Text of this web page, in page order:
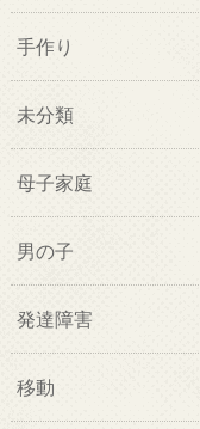
手作り
未分類
母子家庭
男の子
発達障害
移動